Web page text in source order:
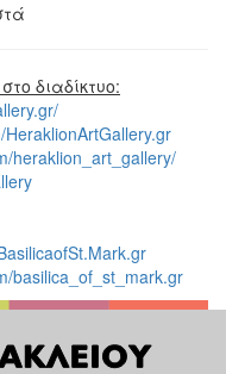
διαδίκτυο:
heraklion_art_gallery/
basilica_of_st_mark.gr